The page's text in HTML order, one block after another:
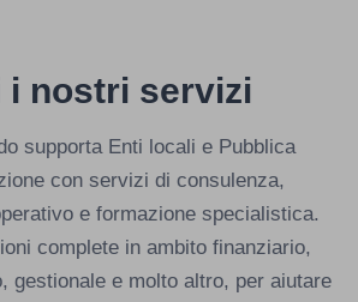
i nostri servizi
supporta Enti locali e Pubblica
con servizi di consulenza,
e formazione specialistica.
complete in ambito finanziario,
gestionale e molto altro, per aiutare